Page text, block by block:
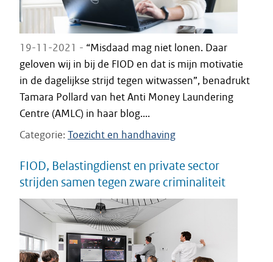
19-11-2021 - “Misdaad mag niet lonen. Daar
geloven wij in bij de FIOD en dat is mijn motivatie
in de dagelijkse strijd tegen witwassen”, benadrukt
Tamara Pollard van het Anti Money Laundering
Centre (AMLC) in haar blog....
Categorie Toezicht en handhaving
FIOD, Belastingdienst en private sector
strijden samen tegen zware criminaliteit